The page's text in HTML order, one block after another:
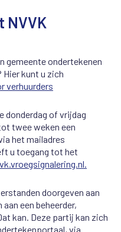
NVVK
gemeente ondertekenen
kunt u zich
verhuurders
donderdag of vrijdag
twee weken een
het mailadres
u toegang tot het
doorgeven aan
een beheerder,
kan. Deze partij kan zich
via